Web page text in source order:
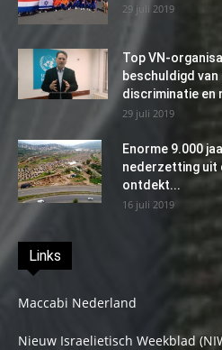
29 juli 2019
Top VN-
beschuldigd
discriminatie en
29 juli 2019
Enorme 9.000
nederzetting uit
ontdekt...
16 juli 2019
Links
Maccabi Nederland
Nieuw Israelietisch Weekblad